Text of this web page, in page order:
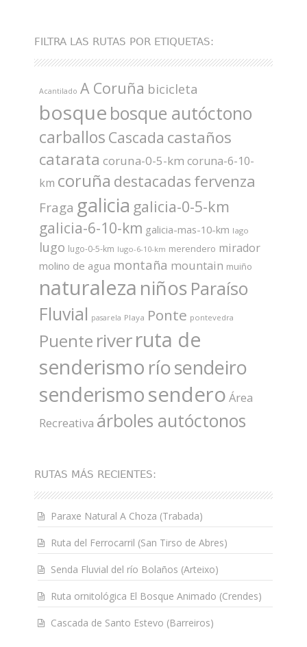
FILTRA LAS RUTAS POR ETIQUETAS:
Acantilado A Coruña bicicleta
bosque bosque autóctono
carballos Cascada castaños
catarata coruna-0-5-km coruna-6-10-
km coruña destacadas fervenza
Fraga galicia galicia-0-5-km
galicia-6-10-km galicia-mas-10-km lago
lugo lugo-0-5-km lugo-6-10-km merendero mirador
molino de agua montaña mountain muiño
naturaleza niños Paraíso
Fluvial pasarela Playa Ponte pontevedra
Puente riverruta de
senderismo ríosendeiro
senderismosendero Área
Recreativa árboles autóctonos
RUTAS MÁS RECIENTES:
Paraxe Natural A Choza (Trabada)
Ruta del Ferrocarril (San Tirso de Abres)
Senda Fluvial del río Bolaños (Arteixo)
Ruta ornitológica El Bosque Animado (Crendes)
Cascada de Santo Estevo (Barreiros)